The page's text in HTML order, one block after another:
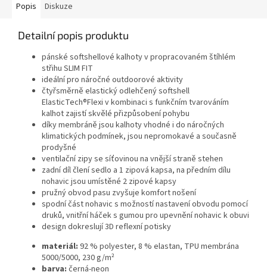
Popis Diskuze
Detailní popis produktu
pánské softshellové kalhoty v propracovaném štíhlém
střihu SLIM FIT
ideální pro náročné outdoorové aktivity
čtyřsměrně elastický odlehčený softshell
ElasticTech®Flexi v kombinaci s funkčním tvarováním
kalhot zajistí skvělé přizpůsobení pohybu
díky membráně jsou kalhoty vhodné i do náročných
klimatických podmínek, jsou nepromokavé a současně
prodyšné
ventilační zipy se síťovinou na vnější straně stehen
zadní díl člení sedlo a 1 zipová kapsa, na předním dílu
nohavic jsou umístěné 2 zipové kapsy
pružný obvod pasu zvyšuje komfort nošení
spodní část nohavic s možností nastavení obvodu pomocí
druků, vnitřní háček s gumou pro upevnění nohavic k obuvi
design dokreslují 3D reflexní potisky
materiál: 92 % polyester, 8 % elastan, TPU membrána
5000/5000, 230 g/m²
barva: černá-neon